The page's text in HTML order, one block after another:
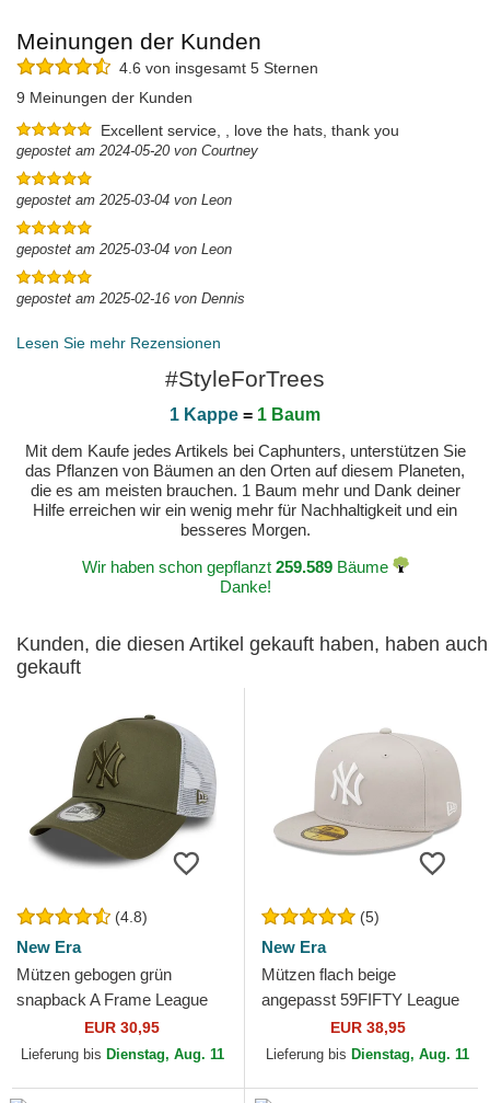
Meinungen der Kunden
4.6 von insgesamt 5 Sternen
9 Meinungen der Kunden
Excellent service, , love the hats, thank you
gepostet am 2024-05-20 von Courtney
gepostet am 2025-03-04 von Leon
gepostet am 2025-03-04 von Leon
gepostet am 2025-02-16 von Dennis
Lesen Sie mehr Rezensionen
#StyleForTrees
1 Kappe = 1 Baum
Mit dem Kaufe jedes Artikels bei Caphunters, unterstützen Sie
das Pflanzen von Bäumen an den Orten auf diesem Planeten,
die es am meisten brauchen. 1 Baum mehr und Dank deiner
Hilfe erreichen wir ein wenig mehr für Nachhaltigkeit und ein
besseres Morgen.
Wir haben schon gepflanzt 259.589Bäume
Danke!
Kunden, die diesen Artikel gekauft haben, haben auch
gekauft
(4.8)
New Era
Mützen gebogen grün
snapback A Frame League
Essential der New York
Yankees MLB von New Era
EUR 30,95
Lieferung bis Dienstag, Aug. 11
(5)
New Era
Mützen flach beige
angepasst 59FIFTY League
Essential der New York
Yankees MLB von New Era
EUR 38,95
Lieferung bis Dienstag, Aug. 11